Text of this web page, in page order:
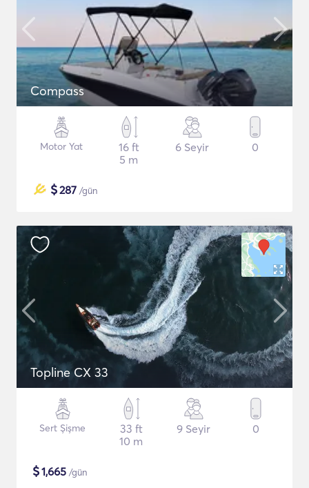
Compass
Motor Yat
16 ft
5 m
6 Seyir 0
$287 /gün
Topline CX 33
Sert Şişme
33 ft
10 m
9 Seyir 0
$1,665 /gün